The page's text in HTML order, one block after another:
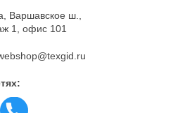
Варшавское ш.,
1, офис 101